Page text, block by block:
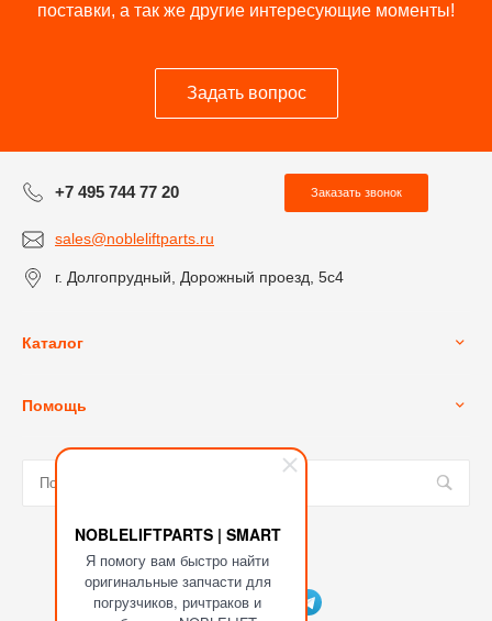
NOBLELIFTPARTS | SMART
Я помогу вам быстро найти
оригинальные запчасти для
погрузчиков, ричтраков и
поставки, а так же другие интересующие моменты!
Задать вопрос
+7 495 744 77 20 Заказать звонок
sales@nobleliftparts.ru
г. Долгопрудный, Дорожный проезд, 5с4
Каталог
Помощь
Мы в соц. сетях